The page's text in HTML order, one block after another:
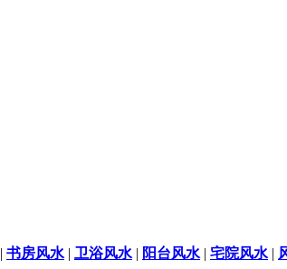
书房风水| 卫浴风水| 阳台风水| 宅院风水|